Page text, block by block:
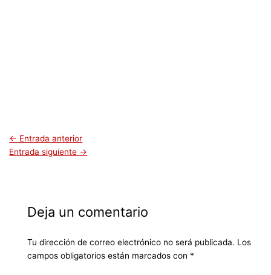
← Entrada anterior
Entrada siguiente →
Deja un comentario
Tu dirección de correo electrónico no será publicada. Los
campos obligatorios están marcados con *